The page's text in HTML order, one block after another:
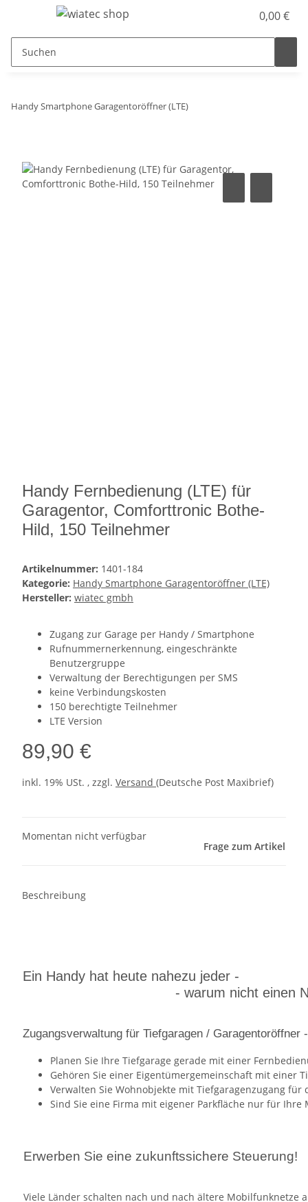
0,00 €
Handy Smartphone Garagentoröffner (LTE)
Handy Fernbedienung (LTE) für
Garagentor, Comforttronic Bothe-
Hild, 150 Teilnehmer
Artikelnummer: 1401-184
Kategorie: Handy Smartphone Garagentoröffner (LTE)
Hersteller: wiatec gmbh
Zugang zur Garage per Handy / Smartphone
Rufnummernerkennung, eingeschränkte
Benutzergruppe
Verwaltung der Berechtigungen per SMS
keine Verbindungskosten
150 berechtigte Teilnehmer
LTE Version
89,90 €
inkl. 19% USt. , zzgl. Versand (Deutsche Post Maxibrief)
Momentan nicht verfügbar
Frage zum Artikel
Beschreibung
Ein Handy hat heute nahezu jeder -
- warum nicht einen Nutzen
Zugangsverwaltung für Tiefgaragen / Garagentoröffner
Planen Sie Ihre Tiefgarage gerade mit einer
Gehören Sie einer Eigentümergemeinschaft mit einer
Verwalten Sie Wohnobjekte mit Tiefgaragenzugang für
Sind Sie eine Firma mit eigener Parkfläche nur für Ihre
Erwerben Sie eine zukunftssichere Steuerung!
Viele Länder schalten nach und nach ältere Mobilfunknetze